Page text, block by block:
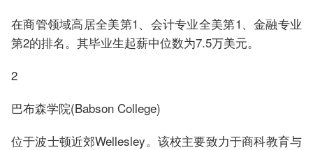
在商管领域高居全美第1、会计专业全美第1、金融专业
第2的排名。其毕业生起薪中位数为7.5万美元。
2
巴布森学院(Babson College)
位于波士顿近郊Wellesley。该校主要致力于商科教育与